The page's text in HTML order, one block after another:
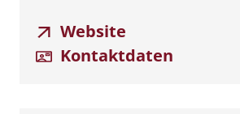
Website
Kontaktdaten